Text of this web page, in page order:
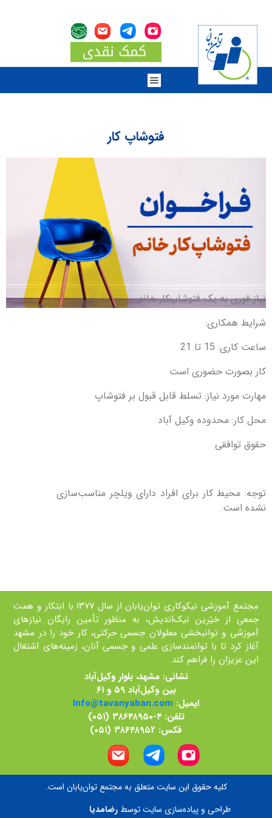
فتوشاپ کار
نياز فوری به يک فتوشاپ‌کار خانم
شرایط همکاری:
ساعت کاری: 15 تا 21
کار بصورت حضوری است
مهارت مورد نیاز: تسلط قابل قبول بر فتوشاپ
محل کار: محدوده وکیل آباد
حقوق توافقی
توجه: محیط کار برای افراد دارای ویلچر مناسب‌سازی
نشده است.
نشانی: مشهد، بلوار وکیل‌آباد
بین وکیل‌آباد ۵۹ و ۶۱
ایمیل: Info@tavanyaban.com
تلفن: ۴-۳۸۶۴۸۹۵۰ (۰۵۱)
فکس: ۳۸۶۴۸۹۵۲ (۰۵۱)
مجتمع آموزشی نیکوکاری توان‌یابان از سال ۱۳۷۷ با ابتکار و همت
جمعی از خيّرين نیک‌اندیش، به منظور تأمین رايگان نیازهای
آموزشی و توانبخشی معلولان جسمی حرکتی، کار خود را در مشهد
آغاز کرد تا با توانمند‌سازی علمی و جسمی آنان، زمينه‌های اشتغال
اين عزيزان را فراهم کند.
کلیه حقوق اين سایت متعلق به مجتمع توان‌یابان است.
طراحی و پياده‌سازی سايت توسط رضامديا